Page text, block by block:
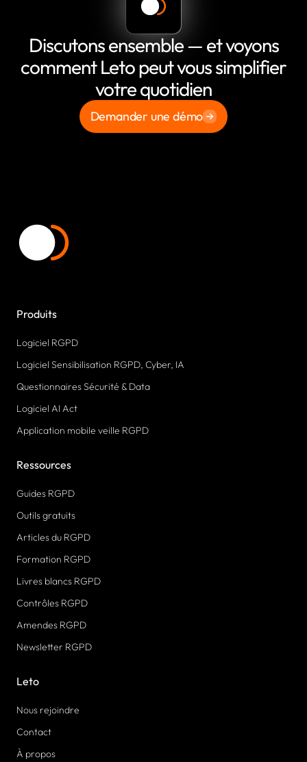
Discutons ensemble — et voyons
comment Leto peut vous simplifier
votre quotidien
Demander une démo
Produits
Logiciel RGPD
Logiciel Sensibilisation RGPD, Cyber, IA
Questionnaires Sécurité & Data
Logiciel AI Act
Application mobile veille RGPD
Ressources
Guides RGPD
Outils gratuits
Articles du RGPD
Formation RGPD
Livres blancs RGPD
Contrôles RGPD
Amendes RGPD
Newsletter RGPD
Leto
Nous rejoindre
Contact
À propos